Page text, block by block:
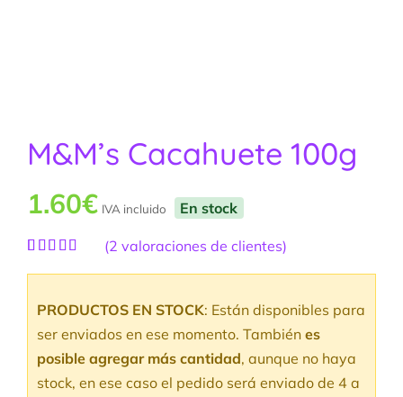
M&M’s Cacahuete 100g
1.60€ IVA incluido En stock
valoraciones
(2 valoraciones de clientes)
PRODUCTOS EN STOCK: Están disponibles para
ser enviados en ese momento. También es
posible agregar más cantidad, aunque no haya
stock, en ese caso el pedido será enviado de 4 a